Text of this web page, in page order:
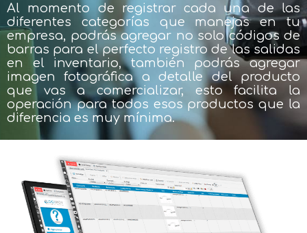
Al momento de registrar cada una de las
diferentes categorías que manejas en tu
empresa, podrás agregar no solo códigos de
barras para el perfecto registro de las salidas
en el inventario, también podrás agregar
imagen fotográfica a detalle del producto
que vas a comercializar, esto facilita la
operación para todos esos productos que la
diferencia es muy mínima.